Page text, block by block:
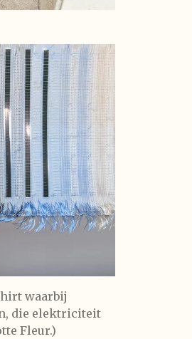
waarbij
die elektriciteit
Fleur.)